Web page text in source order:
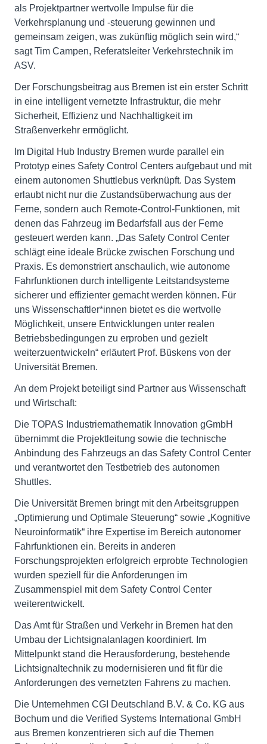
als Projektpartner wertvolle Impulse für die
Verkehrsplanung und -steuerung gewinnen und
gemeinsam zeigen, was zukünftig möglich sein wird,“
sagt Tim Campen, Referatsleiter Verkehrstechnik im
ASV.
Der Forschungsbeitrag aus Bremen ist ein erster Schritt
in eine intelligent vernetzte Infrastruktur, die mehr
Sicherheit, Effizienz und Nachhaltigkeit im
Straßenverkehr ermöglicht.
Im Digital Hub Industry Bremen wurde parallel ein
Prototyp eines Safety Control Centers aufgebaut und mit
einem autonomen Shuttlebus verknüpft. Das System
erlaubt nicht nur die Zustandsüberwachung aus der
Ferne, sondern auch Remote-Control-Funktionen, mit
denen das Fahrzeug im Bedarfsfall aus der Ferne
gesteuert werden kann. „Das Safety Control Center
schlägt eine ideale Brücke zwischen Forschung und
Praxis. Es demonstriert anschaulich, wie autonome
Fahrfunktionen durch intelligente Leitstandsysteme
sicherer und effizienter gemacht werden können. Für
uns Wissenschaftler*innen bietet es die wertvolle
Möglichkeit, unsere Entwicklungen unter realen
Betriebsbedingungen zu erproben und gezielt
weiterzuentwickeln“ erläutert Prof. Büskens von der
Universität Bremen.
An dem Projekt beteiligt sind Partner aus Wissenschaft
und Wirtschaft:
Die TOPAS Industriemathematik Innovation gGmbH
übernimmt die Projektleitung sowie die technische
Anbindung des Fahrzeugs an das Safety Control Center
und verantwortet den Testbetrieb des autonomen
Shuttles.
Die Universität Bremen bringt mit den Arbeitsgruppen
„Optimierung und Optimale Steuerung“ sowie „Kognitive
Neuroinformatik“ ihre Expertise im Bereich autonomer
Fahrfunktionen ein. Bereits in anderen
Forschungsprojekten erfolgreich erprobte Technologien
wurden speziell für die Anforderungen im
Zusammenspiel mit dem Safety Control Center
weiterentwickelt.
Das Amt für Straßen und Verkehr in Bremen hat den
Umbau der Lichtsignalanlagen koordiniert. Im
Mittelpunkt stand die Herausforderung, bestehende
Lichtsignaltechnik zu modernisieren und fit für die
Anforderungen des vernetzten Fahrens zu machen.
Die Unternehmen CGI Deutschland B.V. & Co. KG aus
Bochum und die Verified Systems International GmbH
aus Bremen konzentrieren sich auf die Themen